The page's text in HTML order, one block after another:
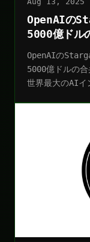
OpenAIの
5000億ドル
OpenAIの
5000億ドルの
世界最大のAIイ